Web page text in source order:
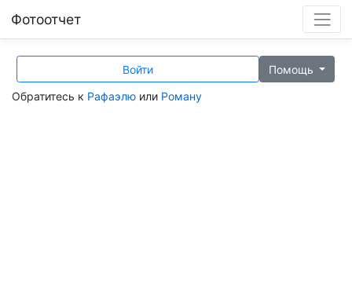
Фотоотчет
Войти Помощь
Обратитесь к Рафаэлю или Роману